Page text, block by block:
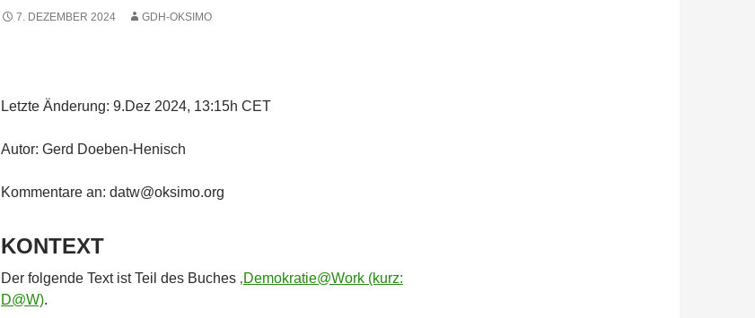
7. DEZEMBER 2024 GDH-OKSIMO
Letzte Änderung: 9.Dez 2024, 13:15h CET
Autor: Gerd Doeben-Henisch
Kommentare an: datw@oksimo.org
KONTEXT
Der folgende Text ist Teil des Buches ‚Demokratie@Work (kurz:
D@W).